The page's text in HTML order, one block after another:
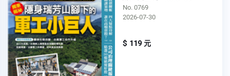
No. 0769
2026-07-30
$ 119 元